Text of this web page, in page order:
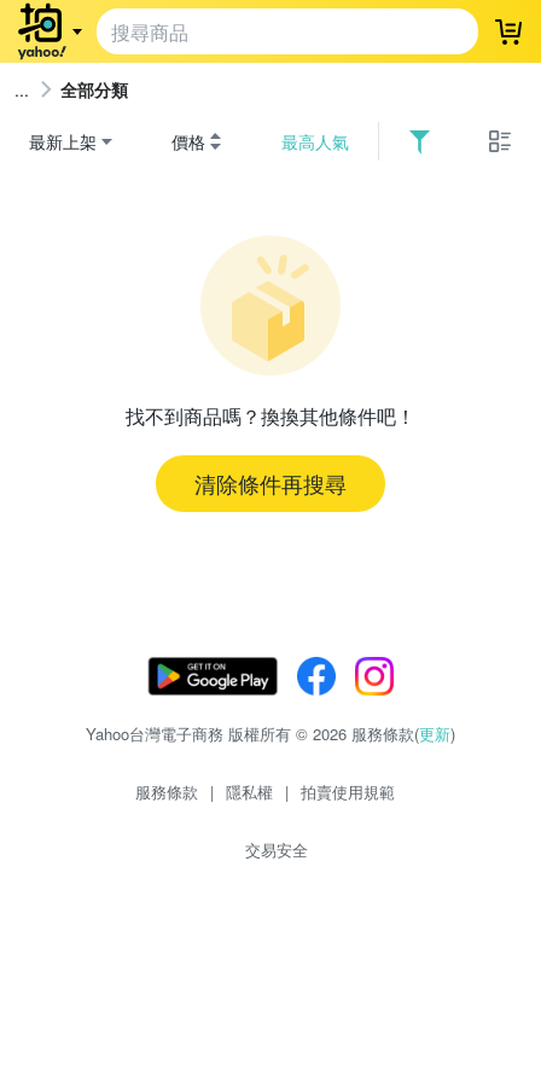
登
全部分類
最新上架 價格 最高人氣
找不到商品嗎？換換其他條件吧！
清除條件再搜尋
Yahoo台灣電子商務 版權所有 © 2026 服務條款(更新)
服務條款 | 隱私權 | 拍賣使用規範
交易安全